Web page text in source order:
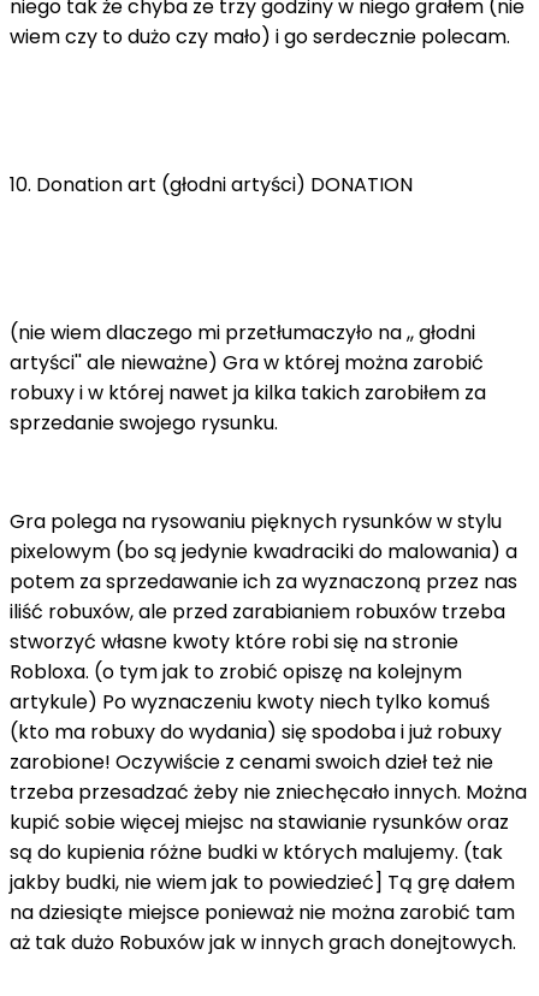
niego tak że chyba ze trzy godziny w niego grałem (nie
wiem czy to dużo czy mało) i go serdecznie polecam.
10. Donation art (głodni artyści) DONATION
(nie wiem dlaczego mi przetłumaczyło na ,, głodni
artyści'' ale nieważne) Gra w której można zarobić
robuxy i w której nawet ja kilka takich zarobiłem za
sprzedanie swojego rysunku.
Gra polega na rysowaniu pięknych rysunków w stylu
pixelowym (bo są jedynie kwadraciki do malowania) a
potem za sprzedawanie ich za wyznaczoną przez nas
iliść robuxów, ale przed zarabianiem robuxów trzeba
stworzyć własne kwoty które robi się na stronie
Robloxa. (o tym jak to zrobić opiszę na kolejnym
artykule) Po wyznaczeniu kwoty niech tylko komuś
(kto ma robuxy do wydania) się spodoba i już robuxy
zarobione! Oczywiście z cenami swoich dzieł też nie
trzeba przesadzać żeby nie zniechęcało innych. Można
kupić sobie więcej miejsc na stawianie rysunków oraz
są do kupienia różne budki w których malujemy. (tak
jakby budki, nie wiem jak to powiedzieć] Tą grę dałem
na dziesiąte miejsce ponieważ nie można zarobić tam
aż tak dużo Robuxów jak w innych grach donejtowych.